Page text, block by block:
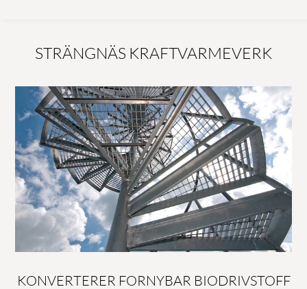
STRÄNGNÄS KRAFTVARMEVERK
KONVERTERER FORNYBAR BIODRIVSTOFF